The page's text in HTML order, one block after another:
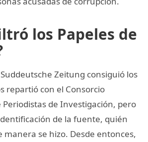
los Papeles de
Zeitung consiguió los
repartió con el Consorcio
de Investigación, pero
de la fuente, quién
manera se hizo. Desde entonces,